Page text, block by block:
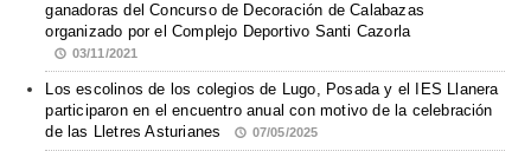
ganadoras del Concurso de Decoración de Calabazas
organizado por el Complejo Deportivo Santi Cazorla
03/11/2021
Los escolinos de los colegios de Lugo, Posada y el IES Llanera
participaron en el encuentro anual con motivo de la celebración
de las Lletres Asturianes
07/05/2025